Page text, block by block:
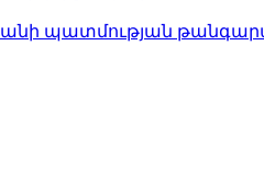
պատմության